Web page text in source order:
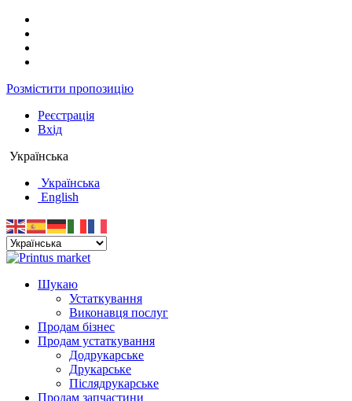
Розмістити пропозицію
Реєстрація
Вхід
Українська
Українська
English
Шукаю
Устаткування
Виконавця послуг
Продам бізнес
Продам устаткування
Додрукарське
Друкарське
Післядрукарське
Продам запчастини